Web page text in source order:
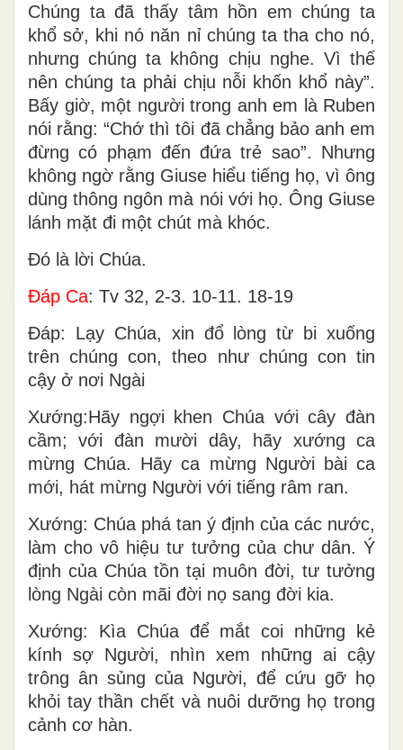
Chúng ta đã thấy tâm hồn em chúng ta
khổ sở, khi nó năn nỉ chúng ta tha cho nó,
nhưng chúng ta không chịu nghe. Vì thế
nên chúng ta phải chịu nỗi khốn khổ này”.
Bấy giờ, một người trong anh em là Ruben
nói rằng: “Chớ thì tôi đã chẳng bảo anh em
đừng có phạm đến đứa trẻ sao”. Nhưng
không ngờ rằng Giuse hiểu tiếng họ, vì ông
dùng thông ngôn mà nói với họ. Ông Giuse
lánh mặt đi một chút mà khóc.
Ðó là lời Chúa.
Ðáp Ca: Tv 32, 2-3. 10-11. 18-19
Ðáp: Lạy Chúa, xin đổ lòng từ bi xuống
trên chúng con, theo như chúng con tin
cậy ở nơi Ngài
Xướng:Hãy ngợi khen Chúa với cây đàn
cầm; với đàn mười dây, hãy xướng ca
mừng Chúa. Hãy ca mừng Người bài ca
mới, hát mừng Người với tiếng râm ran.
Xướng: Chúa phá tan ý định của các nước,
làm cho vô hiệu tư tưởng của chư dân. Ý
định của Chúa tồn tại muôn đời, tư tưởng
lòng Ngài còn mãi đời nọ sang đời kia.
Xướng: Kìa Chúa để mắt coi những kẻ
kính sợ Người, nhìn xem những ai cậy
trông ân sủng của Người, để cứu gỡ họ
khỏi tay thần chết và nuôi dưỡng họ trong
cảnh cơ hàn.